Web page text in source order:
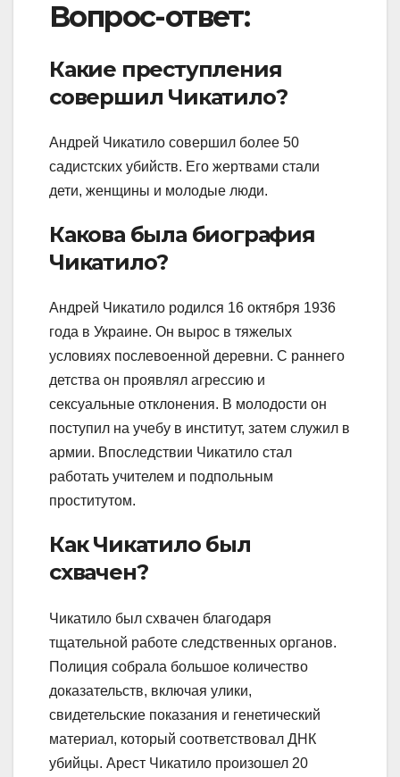
Вопрос-ответ:
Какие преступления
совершил Чикатило?
Андрей Чикатило совершил более 50
садистских убийств. Его жертвами стали
дети, женщины и молодые люди.
Какова была биография
Чикатило?
Андрей Чикатило родился 16 октября 1936
года в Украине. Он вырос в тяжелых
условиях послевоенной деревни. С раннего
детства он проявлял агрессию и
сексуальные отклонения. В молодости он
поступил на учебу в институт, затем служил в
армии. Впоследствии Чикатило стал
работать учителем и подпольным
проститутом.
Как Чикатило был
схвачен?
Чикатило был схвачен благодаря
тщательной работе следственных органов.
Полиция собрала большое количество
доказательств, включая улики,
свидетельские показания и генетический
материал, который соответствовал ДНК
убийцы. Арест Чикатило произошел 20